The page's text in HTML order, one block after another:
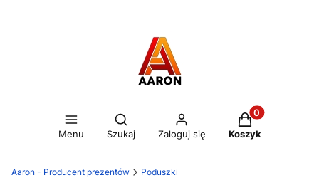
Menu
Otwórz wyszukiwarkę
Szukaj Zaloguj się
Produkty w
Koszyk
Aaron - Producent prezentów Poduszki